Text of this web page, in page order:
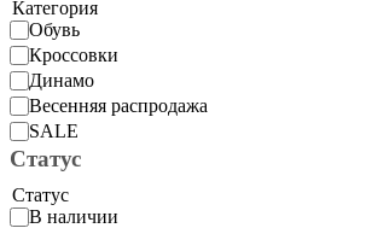
Категория
Обувь
Кроссовки
Динамо
Весенняя распродажа
SALE
Статус
Статус
В наличии